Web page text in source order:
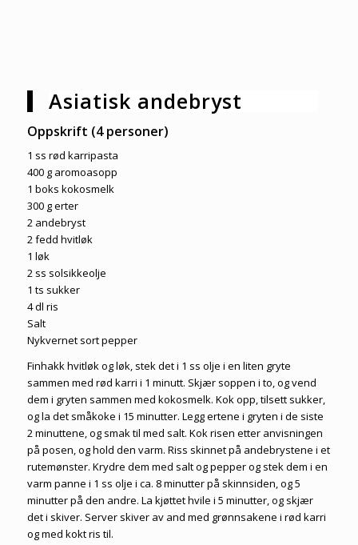
Asiatisk andebryst
Oppskrift (4 personer)
1 ss rød karripasta
400 g aromoasopp
1 boks kokosmelk
300 g erter
2 andebryst
2 fedd hvitløk
1 løk
2 ss solsikkeolje
1 ts sukker
4 dl ris
Salt
Nykvernet sort pepper
Finhakk hvitløk og løk, stek det i 1 ss olje i en liten gryte
sammen med rød karri i 1 minutt. Skjær soppen i to, og vend
dem i gryten sammen med kokosmelk. Kok opp, tilsett sukker,
og la det småkoke i 15 minutter. Legg ertene i gryten i de siste
2 minuttene, og smak til med salt. Kok risen etter anvisningen
på posen, og hold den varm. Riss skinnet på andebrystene i et
rutemønster. Krydre dem med salt og pepper og stek dem i en
varm panne i 1 ss olje i ca. 8 minutter på skinnsiden, og 5
minutter på den andre. La kjøttet hvile i 5 minutter, og skjær
det i skiver. Server skiver av and med grønnsakene i rød karri
og med kokt ris til.